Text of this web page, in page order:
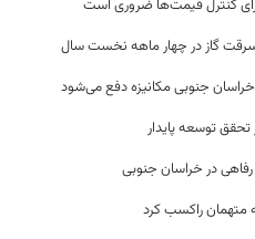
کنترل قیمت‌ها ضروری است
جنوبی مکانیزه دفع می‌شود
توسعه پایدار
در خراسان جنوبی
متهمان راکسب کرد